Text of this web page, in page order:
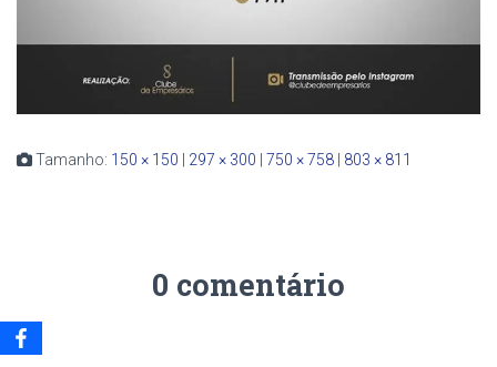
Tamanho: 150 × 150 297 × 300 750 × 758 803 × 811
0 comentário